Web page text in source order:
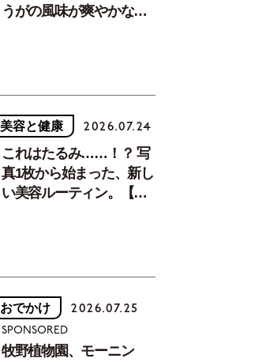
うがの風味が爽やかな、
美容と健康 2026.07.24
これはたるみ……！？ 写
真1枚から始まった、新し
い美容ルーティン。【中
おでかけ 2026.07.25
SPONSORED
牧野植物園、モーニン